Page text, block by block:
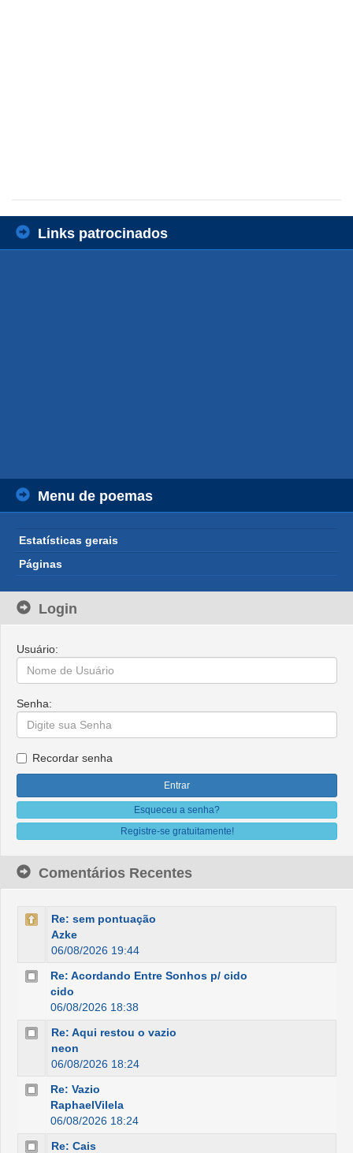
Links patrocinados
Menu de poemas
Estatísticas gerais
Páginas
Login
Usuário:
Senha:
Recordar senha
Esqueceu a senha?
Registre-se gratuitamente!
Comentários Recentes
Re: sem pontuação
Azke
06/08/2026 19:44
Re: Acordando Entre Sonhos p/ cido
cido
06/08/2026 18:38
Re: Aqui restou o vazio
neon
06/08/2026 18:24
Re: Vazio
RaphaelVilela
06/08/2026 18:24
Re: Cais